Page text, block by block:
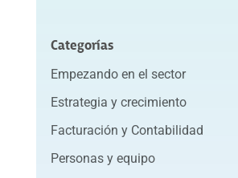
Categorías
Empezando en el sector
Estrategia y crecimiento
Facturación y Contabilidad
Personas y equipo